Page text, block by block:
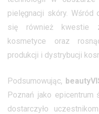
pielęgnacji skóry. Wśród
się również kwestie
kosmetyce oraz
produkcji i dystrybucji
Podsumowując,
Poznań jako epicentrum
dostarczyło